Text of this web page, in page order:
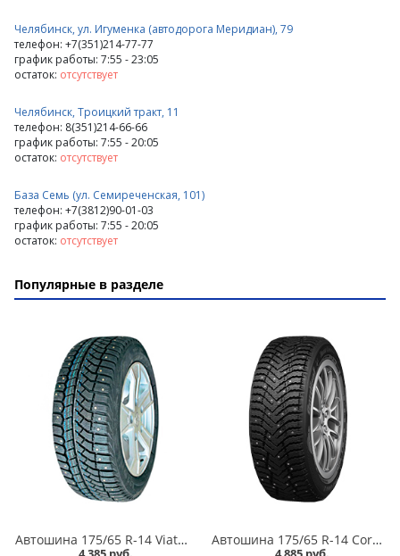
Челябинск, ул. Игуменка (автодорога Меридиан), 79
телефон: +7(351)214-77-77
график работы: 7:55 - 23:05
остаток: отсутствует
Челябинск, Троицкий тракт, 11
телефон: 8(351)214-66-66
график работы: 7:55 - 20:05
остаток: отсутствует
База Семь (ул. Семиреченская, 101)
телефон: +7(3812)90-01-03
график работы: 7:55 - 20:05
остаток: отсутствует
Популярные в разделе
Автошина 175/65 R-14 Viatti Brina Nordico V-522 82T шип в Кургане Автошина 175/65 R-14 Cordiant Snow Cross 2 86T шип в Кургане